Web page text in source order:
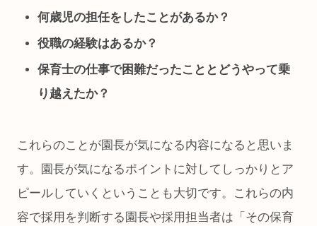
何歳児の担任をしたことがあるか？
役職の経験はあるか？
保育士の仕事で困難だったこととどうやって乗
り越えたか？
これらのことが園長が気になる内容になると思いま
す。園長が気になるポイントに対してしっかりとア
ピールしていくということも大切です。これらの内
容で採用を判断する園長や採用担当者は「その保育